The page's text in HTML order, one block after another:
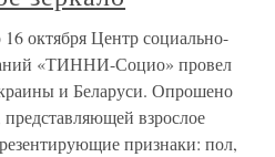
октября Центр социально-
«ТИННИ-Социо» провел
и Беларуси. Опрошено
взрослое
признаки: пол,